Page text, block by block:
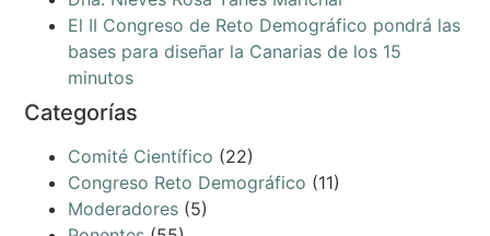
El II Congreso de Reto Demográfico pondrá las
bases para diseñar la Canarias de los 15
minutos
Categorías
Comité Científico (22)
Congreso Reto Demográfico (11)
Moderadores (5)